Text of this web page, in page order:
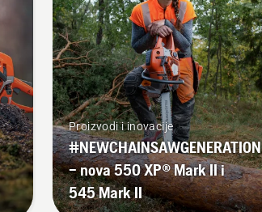
Proizvodi i inovacije
#NEWCHAINSAWGENERATION
– nova 550 XP® Mark II i
545 Mark II